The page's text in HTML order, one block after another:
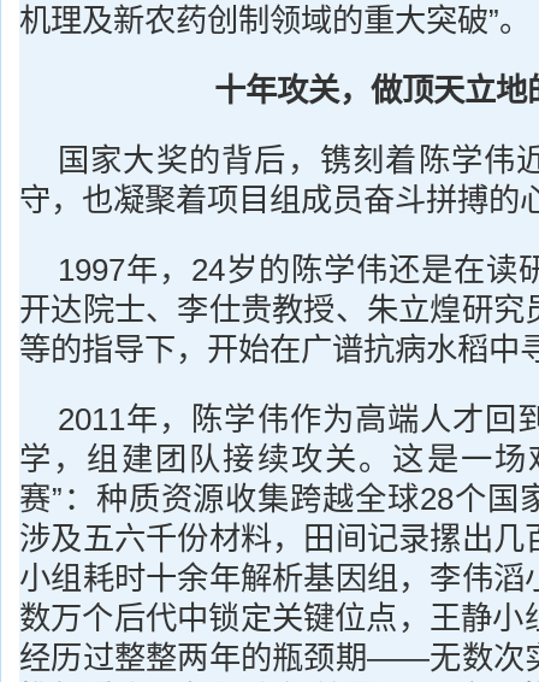
机理及新农药创制领域的重大突破”。
十年攻关，做顶天立地
国家大奖的背后，镌刻着陈学伟
守，也凝聚着项目组成员奋斗拼搏的
1997年，24岁的陈学伟还是在读
开达院士、李仕贵教授、朱立煌研究
等的指导下，开始在广谱抗病水稻中
2011年，陈学伟作为高端人才回
学，组建团队接续攻关。这是一场
赛”：种质资源收集跨越全球28个国
涉及五六千份材料，田间记录摞出几
小组耗时十余年解析基因组，李伟滔
数万个后代中锁定关键位点，王静小
经历过整整两年的瓶颈期——无数次